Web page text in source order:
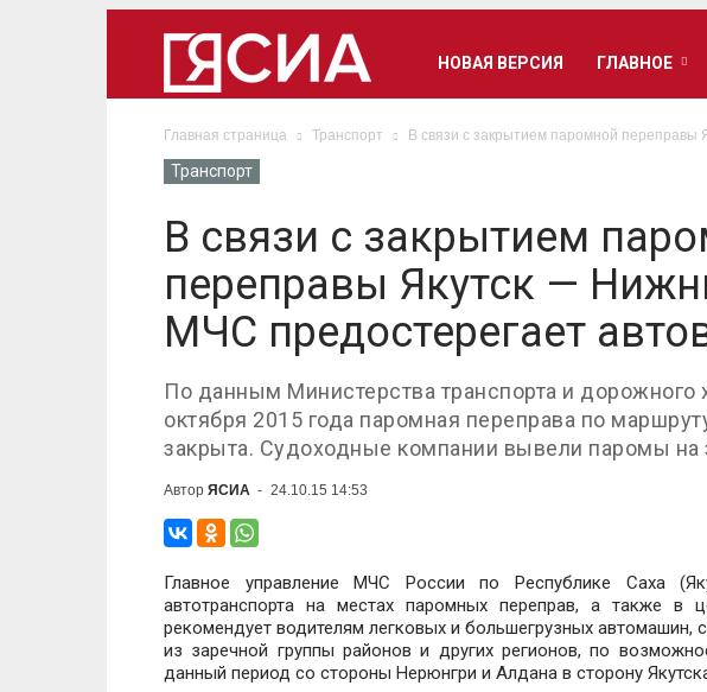
НОВАЯ ВЕРСИЯ ГЛАВНОЕ
Главная страница Транспорт В связи с закрытием паромной
Транспорт
В связи с закрытием
переправы Якутск —
МЧС предостерегает
По данным Министерства транспорта и дорожного
октября 2015 года паромная переправа по
закрыта. Судоходные компании вывели паромы на
Автор ЯСИА - 24.10.15 14:53
Главное управление МЧС России по Республике Саха
автотранспорта на местах паромных переправ, а также в
рекомендует водителям легковых и большегрузных
из заречной группы районов и других регионов, по
данный период со стороны Нерюнгри и Алдана в сторону